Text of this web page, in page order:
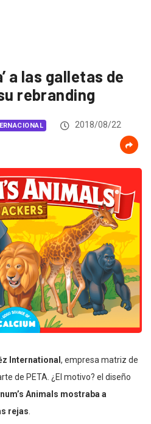
a las galletas de
rebranding
2018/08/22
International , empresa matriz de
de PETA. ¿El motivo? el diseño
Animals mostraba a
rejas